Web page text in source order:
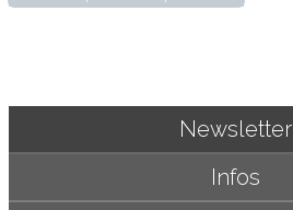
Infos
Newsletter